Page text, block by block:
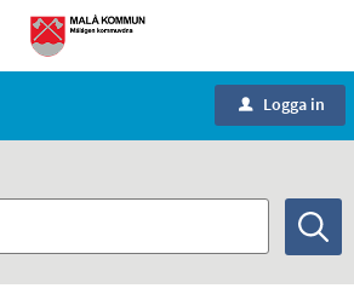
u Logga in